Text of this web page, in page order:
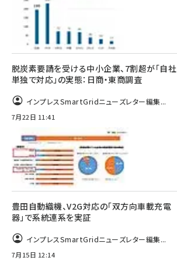
脱炭素要請を受ける中小企業、7割超が「自社
単独で対応」の実態：日商・東商調査
インプレスSmartGridニューズレター編集...
7月22日 11:41
豊田自動織機、V2G対応の「双方向車載充電
器」で系統連系を実証
インプレスSmartGridニューズレター編集...
7月15日 12:14